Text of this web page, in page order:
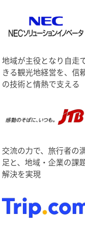
地域が主役となり自走
きる観光地経営を、信
の技術と情熱で支える
交流の力で、旅行者の
足と、地域・企業の課
解決を実現